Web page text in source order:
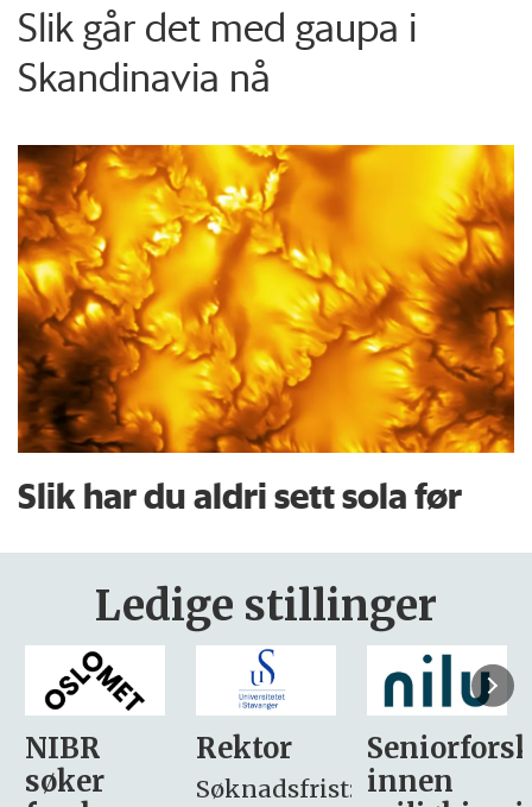
Slik går det med gaupa i
Skandinavia nå
Slik har du aldri sett sola før
Ledige stillinger
Rektor
Søknadsfrist:
Seniorforsker
innen
søker